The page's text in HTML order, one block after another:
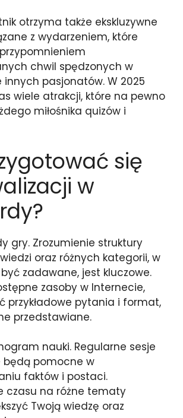
otrzyma także ekskluzywne
z wydarzeniem, które
chwil spędzonych w
innych pasjonatów. W 2025
wiele atrakcji, które na pewno
miłośnika quizów i
się
w
gry. Zrozumienie struktury
oraz różnych kategorii, w
zadawane, jest kluczowe.
zasoby w Internecie,
przykładowe pytania i format,
przedstawiane.
nauki. Regularne sesje
będą pomocne w
faktów i postaci.
czasu na różne tematy
Twoją wiedzę oraz